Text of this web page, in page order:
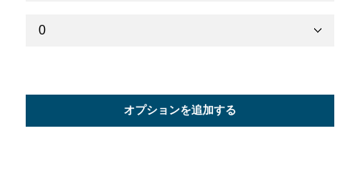
オプションを追加する